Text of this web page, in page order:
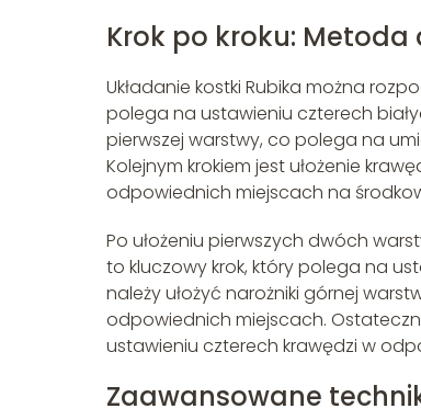
Krok po kroku:
Układanie kostki Rubika można
polega na ustawieniu czterech
pierwszej warstwy, co polega na
Kolejnym krokiem jest ułożenie
odpowiednich miejscach na
Po ułożeniu pierwszych dwóch
to kluczowy krok, który polega na
należy ułożyć narożniki górnej
odpowiednich miejscach.
ustawieniu czterech krawędzi w
Zaawansowane